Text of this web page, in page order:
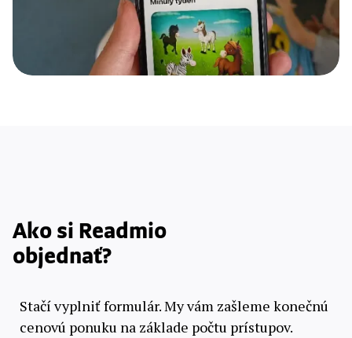
Ako si Readmio
objednať?
Stačí vyplniť formulár. My vám zašleme konečnú
cenovú ponuku na základe počtu prístupov.